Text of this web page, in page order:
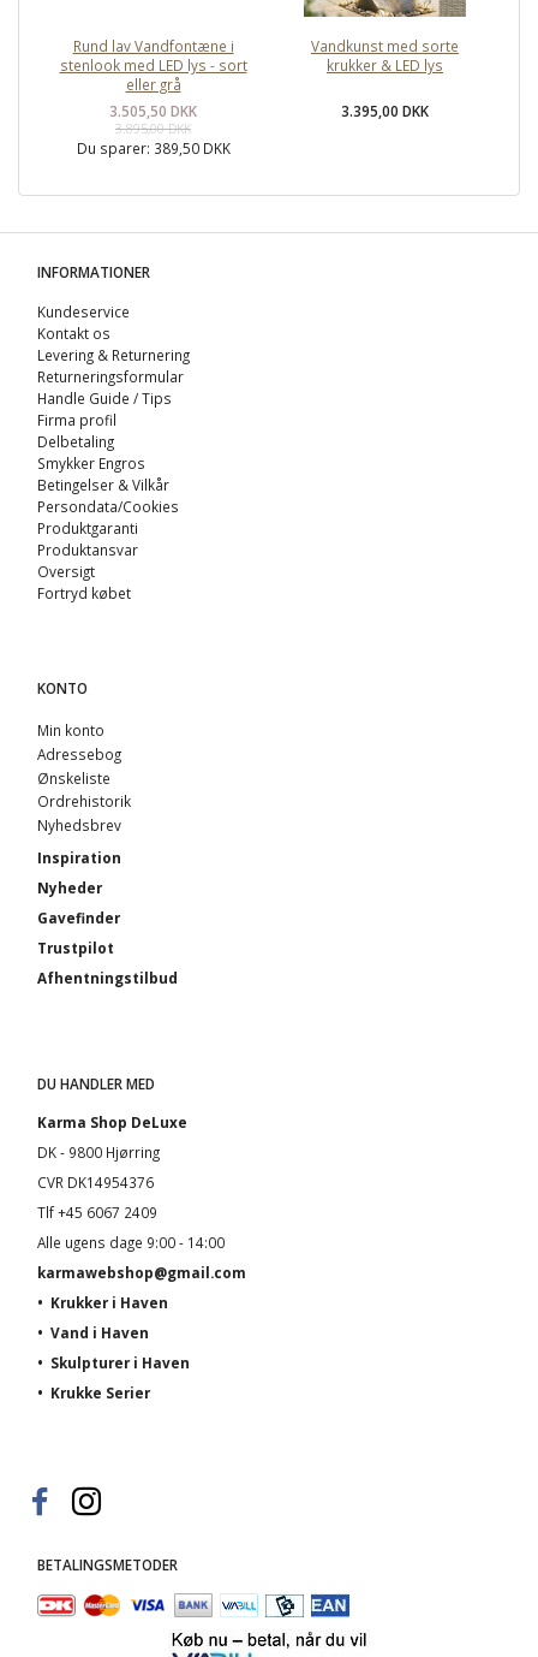
Rund lav Vandfontæne i
stenlook med LED lys - sort
eller grå
3.505,50 DKK
3.895,00 DKK
Du sparer: 389,50 DKK
Vandkunst med sorte
krukker & LED lys
3.395,00 DKK
INFORMATIONER
Kundeservice
Kontakt os
Levering & Returnering
Returneringsformular
Handle Guide / Tips
Firma profil
Delbetaling
Smykker Engros
Betingelser & Vilkår
Persondata/Cookies
Produktgaranti
Produktansvar
Oversigt
Fortryd købet
KONTO
Min konto
Adressebog
Ønskeliste
Ordrehistorik
Nyhedsbrev
Inspiration
Nyheder
Gavefinder
Trustpilot
Afhentningstilbud
DU HANDLER MED
Karma Shop DeLuxe
DK - 9800 Hjørring
CVR DK14954376
Tlf +45 6067 2409
Alle ugens dage 9:00 - 14:00
karmawebshop@gmail.com
• Krukker i Haven
• Vand i Haven
• Skulpturer i Haven
• Krukke Serier
BETALINGSMETODER